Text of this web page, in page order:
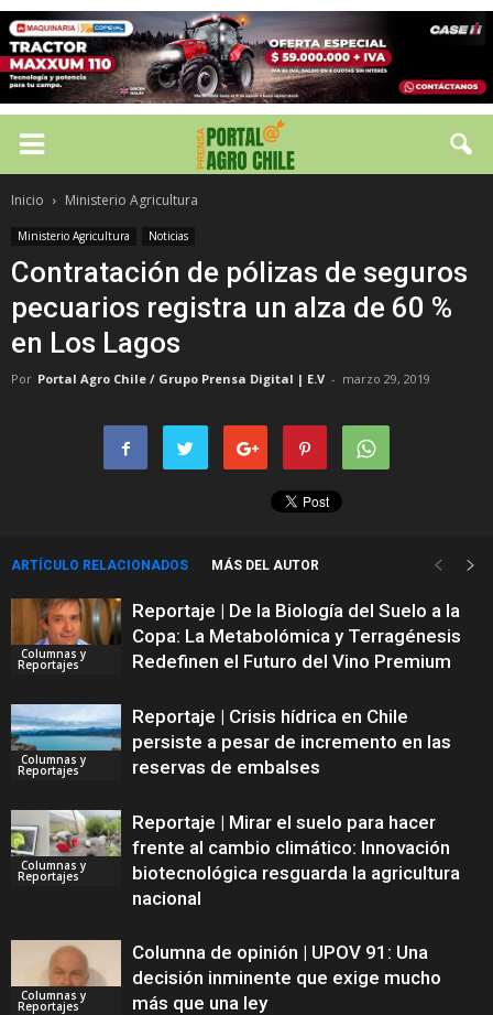
Inicio Ministerio Agricultura
Ministerio Agricultura Noticias
Contratación de pólizas de seguros
pecuarios registra un alza de 60 %
en Los Lagos
Por Portal Agro Chile / Grupo Prensa Digital | E.V - marzo 29, 2019
ARTÍCULO RELACIONADOS MÁS DEL AUTOR
Columnas y
Reportajes
Reportaje | De la Biología del Suelo a la
Copa: La Metabolómica y Terragénesis
Redefinen el Futuro del Vino Premium
Columnas y
Reportajes
Reportaje | Crisis hídrica en Chile
persiste a pesar de incremento en las
reservas de embalses
Columnas y
Reportajes
Reportaje | Mirar el suelo para hacer
frente al cambio climático: Innovación
biotecnológica resguarda la agricultura
nacional
Columnas y
Reportajes
Columna de opinión | UPOV 91: Una
decisión inminente que exige mucho
más que una ley